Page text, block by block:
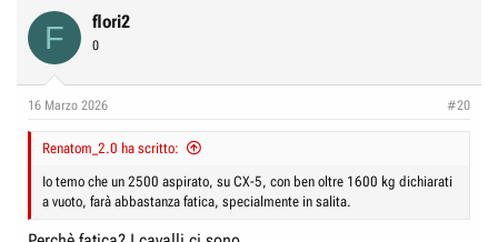
t
s
F flori2
0
16 Marzo 2026 #20
Renatom_2.0 ha scritto:
Io temo che un 2500 aspirato, su CX-5, con ben oltre 1600 kg dichiarati
a vuoto, farà abbastanza fatica, specialmente in salita.